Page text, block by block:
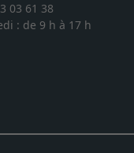
03 61 38
: de 9 h à 17 h